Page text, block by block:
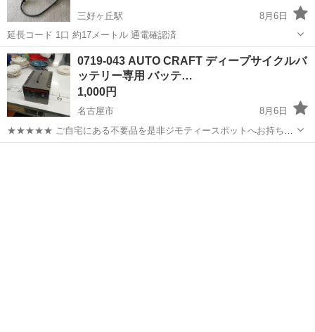
三好ヶ丘駅
8月6日
延長コード 1口 約17メートル 通電確認済
愛知 みよし市
0719-043 AUTO CRAFT ディープサイクルバ
ッテリー専用 バッテ…
1,000円
名古屋市
8月6日
★★★★★ ご自宅にある不要品を是非ジモティースポットへお持ち込
みしませんか？ 家電、趣味・スポーツ・レジャー用品、こども用品、